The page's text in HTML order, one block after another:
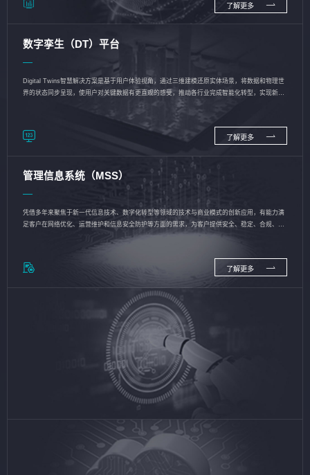
了解更多
数字孪生（DT）平台
Digital Twins智慧解决方案是基于用户体验视角，通过三维建模还原实体场景，将数据和物理世
界的状态同步呈现，使用户对关键数据有更直观的感受，推动各行业完成智能化转型，实现新旧
了解更多
管理信息系统（MSS）
凭借多年来聚焦于新一代信息技术、数字化转型等领域的技术与商业模式的创新应用，有能力满
足客户在网络优化、运营维护和信息安全防护等方面的需求，为客户提供安全、稳定、合规、持
了解更多